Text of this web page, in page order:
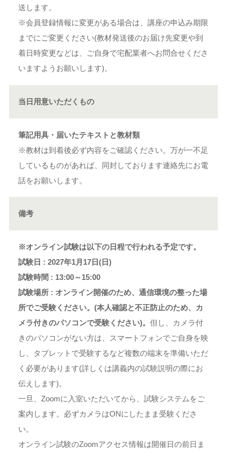
送します。
※会員登録情報に変更がある場合は、講座の申込み期限
までにご変更ください(教材発送後のお届け先変更や到
着日時変更などは、ご自身で宅配業者へお問合せくださ
いますようお願いします)。
当日用意いただくもの
筆記用具・届いたテキストと教材類
※教材は到着後必ず内容をご確認ください。万が一不足
しているものがあれば、同封しております連絡先にお電
話をお願いします。
備考
※オンライン試験は以下の日程で行われる予定です。
試験日 : 2027年1月17日(日)
試験時間 : 13:00～15:00
試験場所 : オンライン開催のため、通信環境の整った場
所でご受験ください。(本人確認と不正防止のため、カ
メラ付きのパソコンで受験ください)。 但し、カメラ付
きのパソコンがない方は、スマートフォンでご自身を映
し、タブレットで受験するなど複数の端末を準備いただ
く必要があります(詳しくは講義内の試験説明の際にお
伝えします)。
一旦、Zoomに入室いただいてから、試験システムをご
案内します。必ずカメラはONにしたまま受験くださ
い。
オンライン試験のZoomアクセス情報は開催日の前日ま